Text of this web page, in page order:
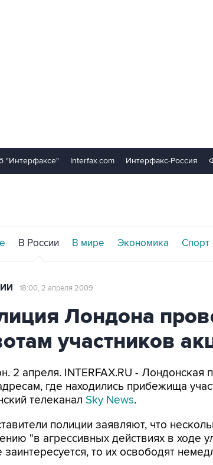
"Интерфаксе" Interfax.com Интерфакс-Россия
В России В мире Экономика Спорт
18:00, 2 апреля 2009
Лондона
участников
2 апреля. INTERFAX.RU -
где находились прибежища
телеканал Sky News.
полиции заявляют, что
"в агрессивных действиях в ходе
заинтересуется, то их освободят